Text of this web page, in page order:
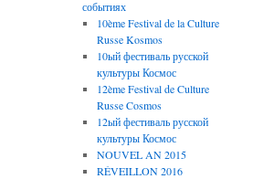
событиях
10ème Festival de la Culture
Russe Kosmos
10ый фестиваль русской
культуры Космос
12ème Festival de Culture
Russe Cosmos
12ый фестиваль русской
культуры Космос
NOUVEL AN 2015
RÉVEILLON 2016